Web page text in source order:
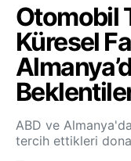
Otomobil
Küresel
ABD ve
tercih ettikleri